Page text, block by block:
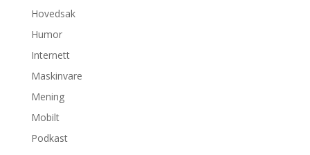
Hovedsak
Humor
Internett
Maskinvare
Mening
Mobilt
Podkast